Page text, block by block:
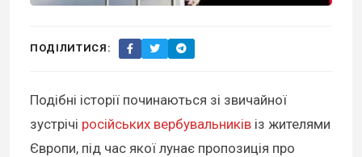
ПОДІЛИТИСЯ:
Подібні історії починаються зі звичайної
зустрічі російських вербувальників із жителями
Європи, під час якої лунає пропозиція про